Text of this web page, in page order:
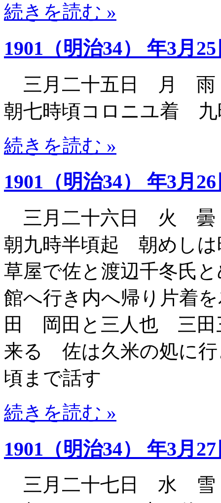
続きを読む »
1901（明治34） 年3月
三月二十五日 月
朝七時頃コロニユ着
続きを読む »
1901（明治34） 年3月
三月二十六日 火
朝九時半頃起 朝めしは
草屋で佐と渡辺千冬氏
館へ行き内へ帰り片着
田 岡田と三人也 三
来る 佐は久米の処に
頃まで話す
続きを読む »
1901（明治34） 年3月
三月二十七日 水 雪